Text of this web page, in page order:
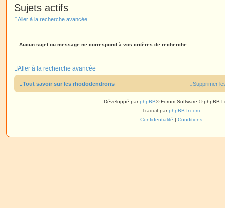
Sujets actifs
Aller à la recherche avancée
Aucun sujet ou message ne correspond à vos critères de recherche.
Aller à la recherche avancée
Tout savoir sur les rhododendrons Supprimer
Développé parphpBB® Forum Software © phpBB
Traduit parphpBB-fr.com
Confidentialité | Conditions